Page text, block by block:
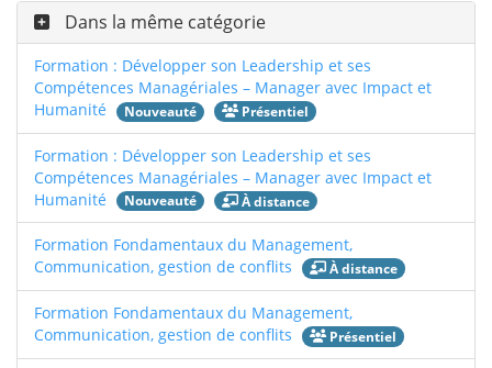
Dans la même catégorie
Formation : Développer son Leadership et ses
Compétences Managériales – Manager avec Impact et
Humanité
Nouveauté Présentiel
Formation : Développer son Leadership et ses
Compétences Managériales – Manager avec Impact et
Humanité
Nouveauté À distance
Formation Fondamentaux du Management,
Communication, gestion de conflits
À distance
Formation Fondamentaux du Management,
Communication, gestion de conflits
Présentiel